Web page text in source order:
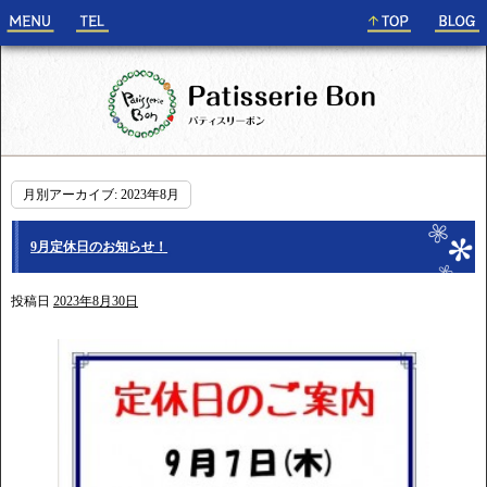
月別アーカイブ: 2023年8月
9月定休日のお知らせ！
投稿日 2023年8月30日